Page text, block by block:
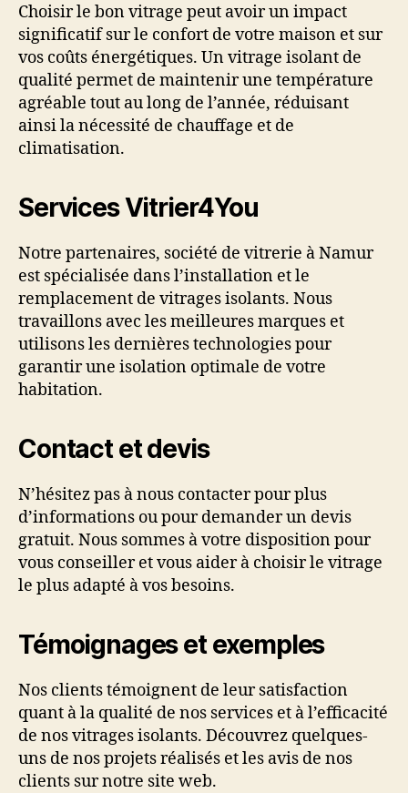
Choisir le bon vitrage peut avoir un impact
significatif sur le confort de votre maison et sur
vos coûts énergétiques. Un vitrage isolant de
qualité permet de maintenir une température
agréable tout au long de l’année, réduisant
ainsi la nécessité de chauffage et de
climatisation.
Services Vitrier4You
Notre partenaires, société de vitrerie à Namur
est spécialisée dans l’installation et le
remplacement de vitrages isolants. Nous
travaillons avec les meilleures marques et
utilisons les dernières technologies pour
garantir une isolation optimale de votre
habitation.
Contact et devis
N’hésitez pas à nous contacter pour plus
d’informations ou pour demander un devis
gratuit. Nous sommes à votre disposition pour
vous conseiller et vous aider à choisir le vitrage
le plus adapté à vos besoins.
Témoignages et exemples
Nos clients témoignent de leur satisfaction
quant à la qualité de nos services et à l’efficacité
de nos vitrages isolants. Découvrez quelques-
uns de nos projets réalisés et les avis de nos
clients sur notre site web.